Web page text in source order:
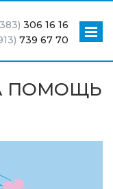
306 16 16
739 67 70
ПОМОЩЬ